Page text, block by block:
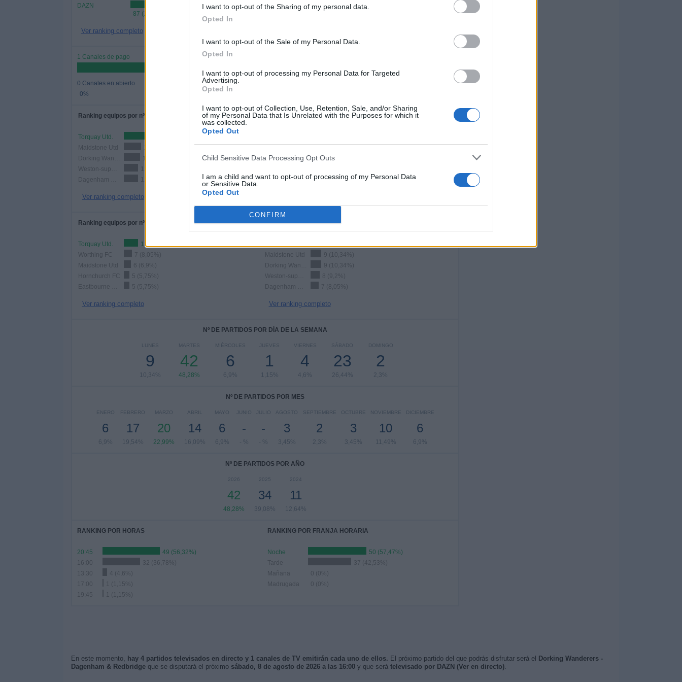
I want to opt-out of the Sharing of my personal data.
Opted In
I want to opt-out of the Sale of my Personal Data.
Opted In
I want to opt-out of processing my Personal Data for Targeted
Advertising.
Opted In
I want to opt-out of Collection, Use, Retention, Sale, and/or Sharing
of my Personal Data that Is Unrelated with the Purposes for which it
was collected.
Opted Out
Child Sensitive Data Processing Opt Outs
I am a child and want to opt-out of processing of my Personal Data
or Sensitive Data.
Opted Out
CONFIRM
DAZN
87 (100%)
Ver ranking completo
631
1
1 Canales de pago
0 Canales en abierto
0%
26
Ranking equipos por nº de partidos
Torquay Utd.
Maidstone Utd
Ver ranking completo
Ranking equipos por nº de partidos en abierto
Ver ranking completo
Ranking equipos por nº de partidos Local
Torquay Utd.
12 (13,79%)
Worthing FC
7 (8,05%)
Maidstone Utd
6 (6,9%)
Hornchurch FC
5 (5,75%)
5 (5,75%)
Ver ranking completo
Ranking equipos por nº de partidos Visitante
Maidstone Utd
9 (10,34%)
9 (10,34%)
8 (9,2%)
7 (8,05%)
Ver ranking completo
Nº DE PARTIDOS POR DÍA DE LA SEMANA
LUNES
9
10,34%
MARTES
42
48,28%
MIÉRCOLES
6
6,9%
JUEVES
1
1,15%
VIERNES
4
4,6%
SÁBADO
23
26,44%
DOMINGO
2
2,3%
Nº DE PARTIDOS POR MES
ENERO
6
6,9%
FEBRERO
17
19,54%
MARZO
20
22,99%
ABRIL
14
16,09%
MAYO
6
6,9%
JUNIO
-
- %
JULIO
-
- %
AGOSTO
3
3,45%
SEPTIEMBRE
2
2,3%
OCTUBRE
3
3,45%
NOVIEMBRE
10
11,49%
DICIEMBRE
6
6,9%
Nº DE PARTIDOS POR AÑO
2026
42
48,28%
2025
34
39,08%
2024
11
12,64%
RANKING POR HORAS
20:45
49 (56,32%)
16:00
32 (36,78%)
13:30
4 (4,6%)
17:00
1 (1,15%)
19:45
1 (1,15%)
RANKING POR FRANJA HORARIA
Noche
50 (57,47%)
Tarde
37 (42,53%)
Mañana
0 (0%)
Madrugada
0 (0%)
En este momento, hay 4 partidos televisados en directo y 1 canales de TV emitirán cada uno de ellos. El próximo partido del que podrás disfrutar será el
Dorking Wanderers -
Dagenham & Redbridgeque se disputará el próximo sábado, 8 de agosto de 2026 a las 16:00y que será televisado por DAZN (Ver en directo).